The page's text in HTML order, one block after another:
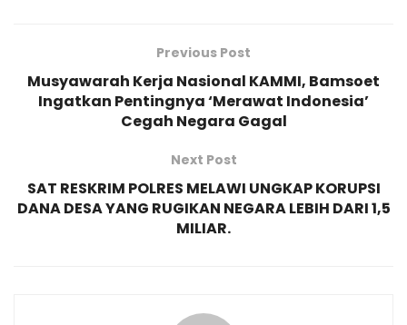
Previous Post
Musyawarah Kerja Nasional KAMMI, Bamsoet
Ingatkan Pentingnya ‘Merawat Indonesia’
Cegah Negara Gagal
Next Post
SAT RESKRIM POLRES MELAWI UNGKAP KORUPSI
DANA DESA YANG RUGIKAN NEGARA LEBIH DARI 1,5
MILIAR.